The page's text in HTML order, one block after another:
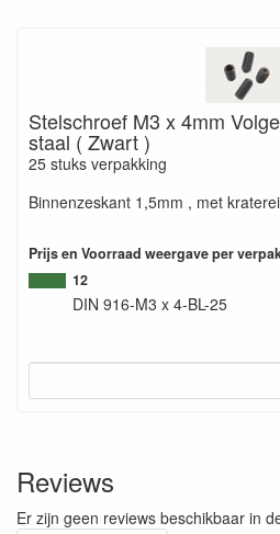
Stelschroef M3 x 4mm
staal ( Zwart )
25 stuks verpakking
Binnenzeskant 1,5mm , met
Prijs en Voorraad weergave per
12
DIN 916-M3 x 4-BL-25
Reviews
Er zijn geen reviews beschikbaar in